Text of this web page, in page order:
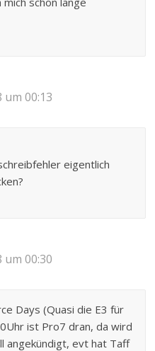
um 00:13
eigentlich
um 00:30
Days (Quasi die E3 für
ist Pro7 dran, da wird
angekündigt, evt hat Taff